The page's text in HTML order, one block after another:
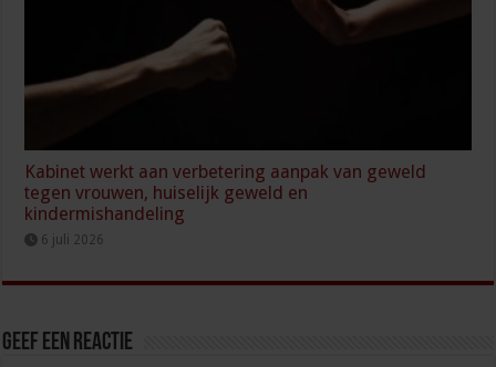
Kabinet werkt aan verbetering aanpak van geweld
tegen vrouwen, huiselijk geweld en
kindermishandeling
6 juli 2026
Geef een reactie